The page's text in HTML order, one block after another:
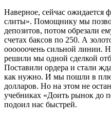
Наверное, сейчас ожидается
слиты». Помощнику мы
депозитов, потом обрезали
счетах баксов по 250. А
оооооочень сильной линии.
решили мы одной сделкой
Поставили ордера и стали
как нужно. И мы пошли в
долларов. Но на этом не
учебниках «Доить рынок до
подоил нас быстрей.